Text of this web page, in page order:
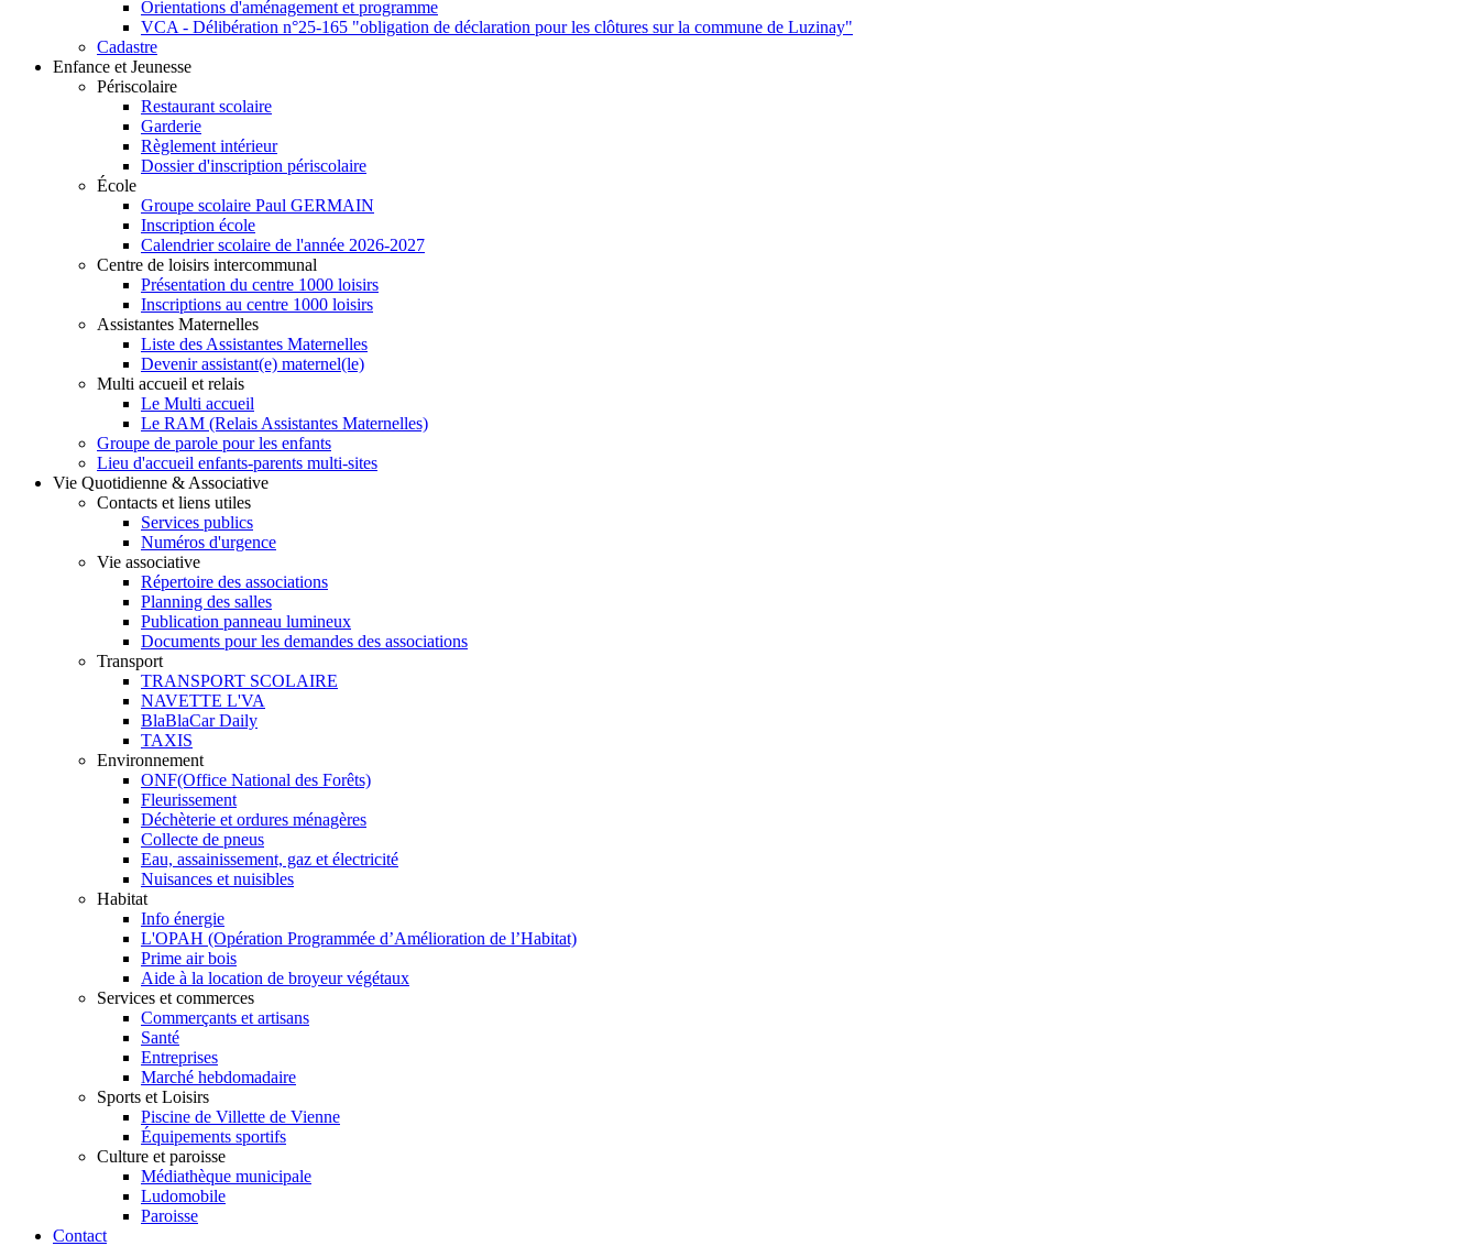
Orientations d'aménagement et programme
VCA - Délibération n°25-165 "obligation de déclaration pour les clôtures sur la commune de Luzinay"
Cadastre
Enfance et Jeunesse
Périscolaire
Restaurant scolaire
Garderie
Règlement intérieur
Dossier d'inscription périscolaire
École
Groupe scolaire Paul GERMAIN
Inscription école
Calendrier scolaire de l'année 2026-2027
Centre de loisirs intercommunal
Présentation du centre 1000 loisirs
Inscriptions au centre 1000 loisirs
Assistantes Maternelles
Liste des Assistantes Maternelles
Devenir assistant(e) maternel(le)
Multi accueil et relais
Le Multi accueil
Le RAM (Relais Assistantes Maternelles)
Groupe de parole pour les enfants
Lieu d'accueil enfants-parents multi-sites
Vie Quotidienne & Associative
Contacts et liens utiles
Services publics
Numéros d'urgence
Vie associative
Répertoire des associations
Planning des salles
Publication panneau lumineux
Documents pour les demandes des associations
Transport
TRANSPORT SCOLAIRE
NAVETTE L'VA
BlaBlaCar Daily
TAXIS
Environnement
ONF(Office National des Forêts)
Fleurissement
Déchèterie et ordures ménagères
Collecte de pneus
Eau, assainissement, gaz et électricité
Nuisances et nuisibles
Habitat
Info énergie
L'OPAH (Opération Programmée d’Amélioration de l’Habitat)
Prime air bois
Aide à la location de broyeur végétaux
Services et commerces
Commerçants et artisans
Santé
Entreprises
Marché hebdomadaire
Sports et Loisirs
Piscine de Villette de Vienne
Équipements sportifs
Culture et paroisse
Médiathèque municipale
Ludomobile
Paroisse
Contact